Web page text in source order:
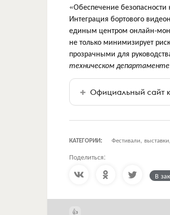
«Обеспечение
Интеграция бортового
единым центром онлайн-
не только минимизирует
прозрачными для
техническом
Официальный сайт
КАТЕГОРИИ: Фестивали,
Поделиться:
В